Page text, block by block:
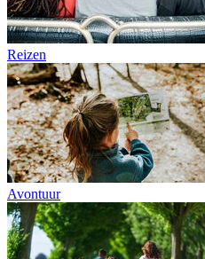
Reizen
Avontuur